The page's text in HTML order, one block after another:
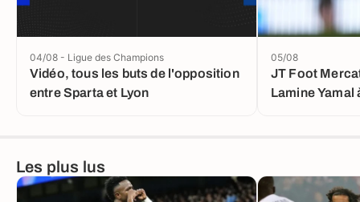
Vidéo, tous les buts de l'opposition
entre Sparta et Lyon
04/08 - Ligue des Champions
JT Foot
Lamine Yamal
05/08
Les plus lus